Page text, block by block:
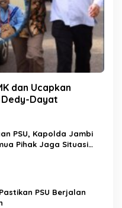
dan Ucapkan
Dayat
PSU, Kapolda Jambi
Pihak Jaga Situasi
PSU Berjalan